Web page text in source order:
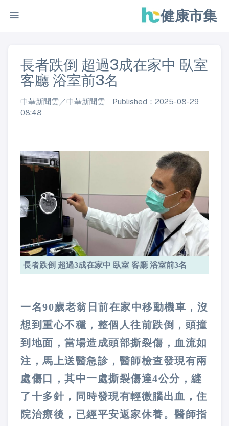
健康市集
長者跌倒 超過3成在家中 臥室
客廳 浴室前3名
中華新聞雲／中華新聞雲 Published：2025-08-29
08:48
長者跌倒 超過3成在家中 臥室 客廳 浴室前3名
一名90歲老翁日前在家中移動機車，沒
想到重心不穩，整個人往前跌倒，頭撞
到地面，當場造成頭部撕裂傷，血流如
注，馬上送醫急診，醫師檢查發現有兩
處傷口，其中一處撕裂傷達4公分，縫
了十多針，同時發現有輕微腦出血，住
院治療後，已經平安返家休養。醫師指